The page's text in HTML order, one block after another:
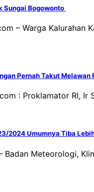
Sungai Bogowonto
– Warga
Pernah Takut Melawan
: Proklamator RI,
2024 Umumnya Tiba
Badan Meteorologi,